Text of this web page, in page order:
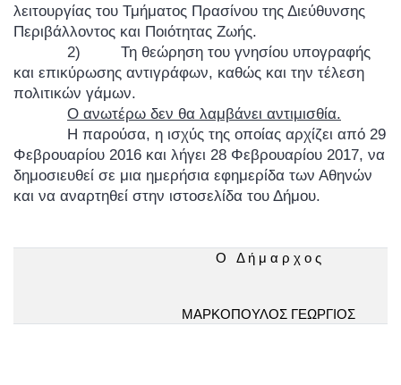
λειτουργίας του Τμήματος Πρασίνου της Διεύθυνσης
Περιβάλλοντος και Ποιότητας Ζωής.
2) Τη θεώρηση του γνησίου υπογραφής
και επικύρωσης αντιγράφων, καθώς και την τέλεση
πολιτικών γάμων.
Ο ανωτέρω δεν θα λαμβάνει αντιμισθία.
Η παρούσα, η ισχύς της οποίας αρχίζει από 29
Φεβρουαρίου 2016 και λήγει 28 Φεβρουαρίου 2017, να
δημοσιευθεί σε μια ημερήσια εφημερίδα των Αθηνών
και να αναρτηθεί στην ιστοσελίδα του Δήμου.
Ο Δ ή μ α ρ χ ο ς
ΜΑΡΚΟΠΟΥΛΟΣ ΓΕΩΡΓΙΟΣ